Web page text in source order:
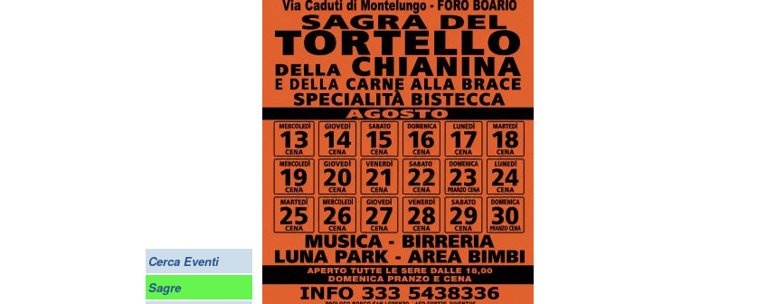
Cerca Eventi
Sagre